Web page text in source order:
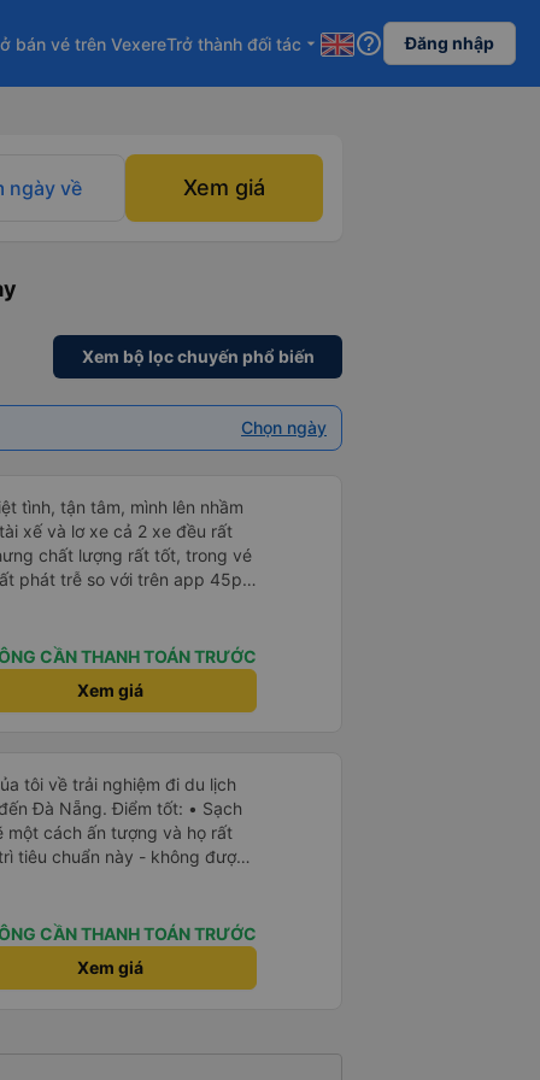
bán vé trên VexereTrở thành đối tác arrow_drop_down help_outline Đăng nhập
ngày về Xem giá
Xem bộ lọc chuyến phổ biến
Chọn ngày
tình, tận tâm, mình lên nhầm
xế và lơ xe cả 2 xe đều rất
chất lượng rất tốt, trong vé
phát trễ so với trên app 45p,
to, có thể thông cảm được.
CẦN THANH TOÁN TRƯỚC
Xem giá
tôi về trải nghiệm đi du lịch
Đà Nẵng. Điểm tốt: • Sạch
một cách ấn tượng và họ rất
tiêu chuẩn này - không được
tiên tôi thấy sự chú trọng
sẽ. • WiFi đáng tin cậy: WiFi
suốt chuyến đi. • Tùy chọn
USB-C, đây cũng là lần đầu
trình. • Dừng vệ sinh thường
CẦN THANH TOÁN TRƯỚC
Xem giá